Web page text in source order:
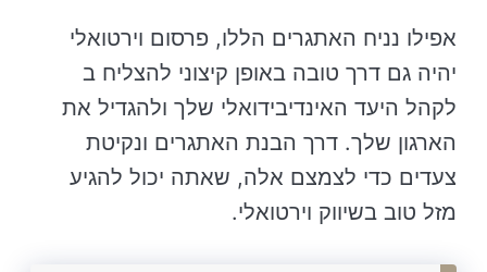
אפילו נניח האתגרים הללו, פרסום וירטואלי
יהיה גם דרך טובה באופן קיצוני להצליח ב
לקהל היעד האינדיבידואלי שלך ולהגדיל את
הארגון שלך. דרך הבנת האתגרים ונקיטת
צעדים כדי לצמצם אלה, שאתה יכול להגיע
מזל טוב בשיווק וירטואלי.